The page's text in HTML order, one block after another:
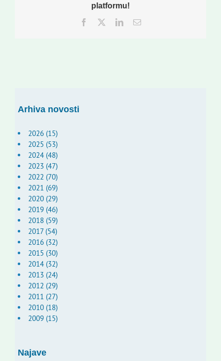
platformu!
Facebook
TwitterLinkedInEmail:
Arhiva novosti
2026 (15)
2025 (53)
2024 (48)
2023 (47)
2022 (70)
2021 (69)
2020 (29)
2019 (46)
2018 (59)
2017 (54)
2016 (32)
2015 (30)
2014 (32)
2013 (24)
2012 (29)
2011 (27)
2010 (18)
2009 (15)
Najave